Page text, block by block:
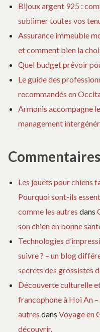
Bijoux argent 925 :
sublimer toutes vos
Assurance immeuble
et comment bien la
Quel budget prévoir
Le guide des
recommandés en
Armonis accompagne
management
Les jouets pour chiens
Pourquoi sont-ils
comme les autres dans
son chien en bonne
Technologies
suivre ? – un blog
secrets des grossistes
Découverte culturelle
francophone à Hoi An
autres dans Voyage en
découvrir.